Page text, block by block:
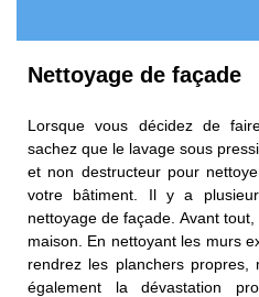
Nettoyage de façade
Lorsque vous décidez de
sachez que le lavage sous
et non destructeur pour
votre bâtiment. Il y a
nettoyage de façade. Avant
maison. En nettoyant les murs
rendrez les planchers propres,
également la dévastation